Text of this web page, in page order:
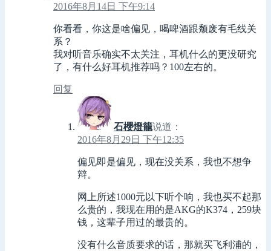
2016年8月14日 下午9:14
你看看，你这是啥偏见，喝啤酒跟颓废有毛线关
系？
我对听音乐确实不太关注，耳机什么的更没研究
了，有什么好耳机推荐吗？100左右的。
回复
石櫻燈籠说道：
2016年8月29日 下午12:35
偏见即是偏见，现在没关系，我也不想争
辩。
网上所述1000元以下听个响，我也买不起那
么贵的，我现在用的是AKG的K374，259块
钱，这辈子用过的最贵的。
没有什么音质要求的话，那就买飞利浦的，